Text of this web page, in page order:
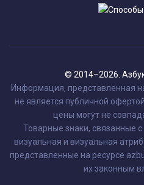
© 2014–2026.
Информация, представленная
не является публичной
цены могут не
Товарные знаки, связанные с
визуальная и визуальная
представленные на ресурсе
их законным